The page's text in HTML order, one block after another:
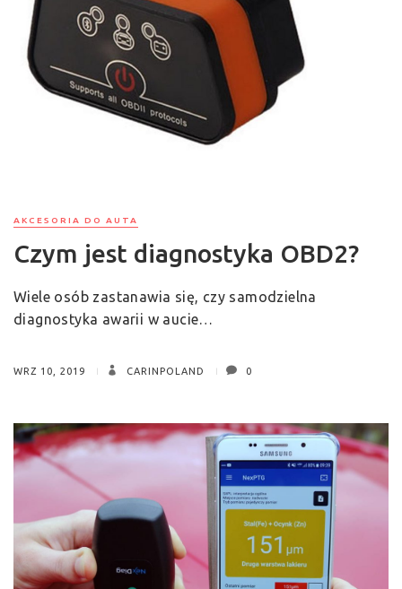
AKCESORIA DO AUTA
Czym jest diagnostyka OBD2?
Wiele osób zastanawia się, czy samodzielna
diagnostyka awarii w aucie…
WRZ 10, 2019 CARINPOLAND 0